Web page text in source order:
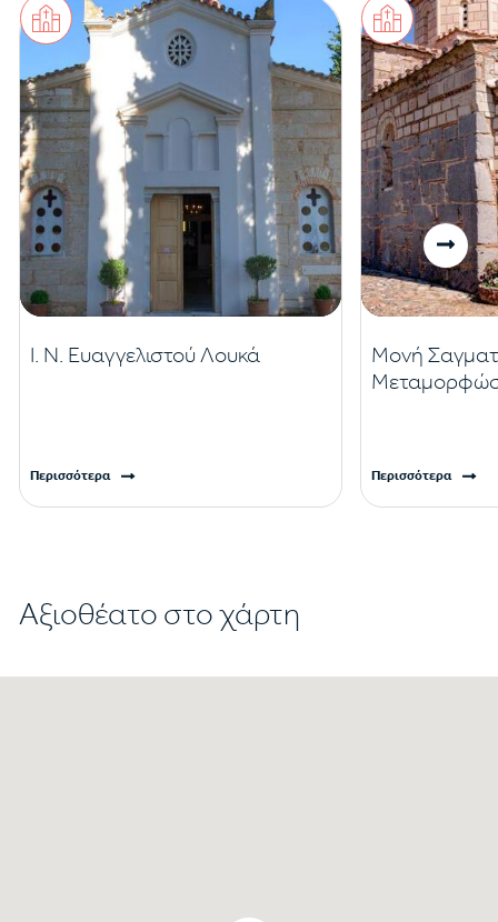
Ι. Ν. Ευαγγελιστού Λουκά
Περισσότερα
Μονή
Περισσότερα
Αξιοθέατο στο χάρτη